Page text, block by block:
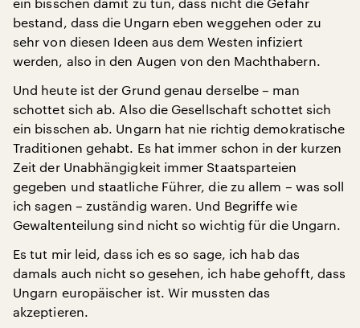
bestand, dass die Ungarn eben weggehen oder zu
sehr von diesen Ideen aus dem Westen infiziert
werden, also in den Augen von den Machthabern.
Und heute ist der Grund genau derselbe – man
schottet sich ab. Also die Gesellschaft schottet sich
ein bisschen ab. Ungarn hat nie richtig demokratische
Traditionen gehabt. Es hat immer schon in der kurzen
Zeit der Unabhängigkeit immer Staatsparteien
gegeben und staatliche Führer, die zu allem – was soll
ich sagen – zuständig waren. Und Begriffe wie
Gewaltenteilung sind nicht so wichtig für die Ungarn.
Es tut mir leid, dass ich es so sage, ich hab das
damals auch nicht so gesehen, ich habe gehofft, dass
Ungarn europäischer ist. Wir mussten das
akzeptieren.